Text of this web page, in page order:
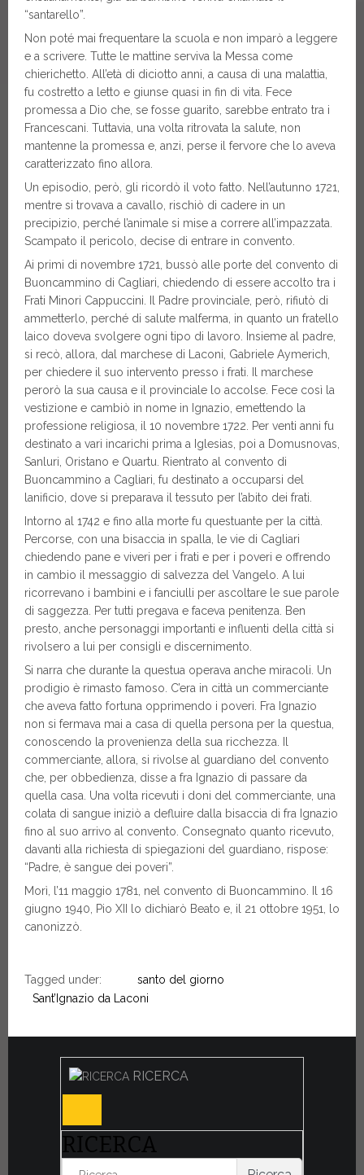
“santarello”.
Non poté mai frequentare la scuola e non imparò a leggere
e a scrivere. Tutte le mattine serviva la Messa come
chierichetto. All’età di diciotto anni, a causa di una malattia,
fu costretto a letto e giunse quasi in fin di vita. Fece
promessa a Dio che, se fosse guarito, sarebbe entrato tra i
Francescani. Tuttavia, una volta ritrovata la salute, non
mantenne la promessa e, anzi, perse il fervore che lo aveva
caratterizzato fino allora.
Un episodio, però, gli ricordò il voto fatto. Nell’autunno 1721,
mentre si trovava a cavallo, rischiò di cadere in un
precipizio, perché l’animale si mise a correre all’impazzata.
Scampato il pericolo, decise di entrare in convento.
Ai primi di novembre 1721, bussò alle porte del convento di
Buoncammino di Cagliari, chiedendo di essere accolto tra i
Frati Minori Cappuccini. Il Padre provinciale, però, rifiutò di
ammetterlo, perché di salute malferma, in quanto un fratello
laico doveva svolgere ogni tipo di lavoro. Insieme al padre,
si recò, allora, dal marchese di Laconi, Gabriele Aymerich,
per chiedere il suo intervento presso i frati. Il marchese
perorò la sua causa e il provinciale lo accolse. Fece così la
vestizione e cambiò in nome in Ignazio, emettendo la
professione religiosa, il 10 novembre 1722. Per venti anni fu
destinato a vari incarichi prima a Iglesias, poi a Domusnovas,
Sanluri, Oristano e Quartu. Rientrato al convento di
Buoncammino a Cagliari, fu destinato a occuparsi del
lanificio, dove si preparava il tessuto per l’abito dei frati.
Intorno al 1742 e fino alla morte fu questuante per la città.
Percorse, con una bisaccia in spalla, le vie di Cagliari
chiedendo pane e viveri per i frati e per i poveri e offrendo
in cambio il messaggio di salvezza del Vangelo. A lui
ricorrevano i bambini e i fanciulli per ascoltare le sue parole
di saggezza. Per tutti pregava e faceva penitenza. Ben
presto, anche personaggi importanti e influenti della città si
rivolsero a lui per consigli e discernimento.
Si narra che durante la questua operava anche miracoli. Un
prodigio è rimasto famoso. C’era in città un commerciante
che aveva fatto fortuna opprimendo i poveri. Fra Ignazio
non si fermava mai a casa di quella persona per la questua,
conoscendo la provenienza della sua ricchezza. Il
commerciante, allora, si rivolse al guardiano del convento
che, per obbedienza, disse a fra Ignazio di passare da
quella casa. Una volta ricevuti i doni del commerciante, una
colata di sangue iniziò a defluire dalla bisaccia di fra Ignazio
fino al suo arrivo al convento. Consegnato quanto ricevuto,
davanti alla richiesta di spiegazioni del guardiano, rispose:
“Padre, è sangue dei poveri”.
Morì, l’11 maggio 1781, nel convento di Buoncammino. Il 16
giugno 1940, Pio XII lo dichiarò Beato e, il 21 ottobre 1951, lo
canonizzò.
Tagged under:
santo del giorno
Sant’Ignazio da Laconi
RICERCA
RICERCA